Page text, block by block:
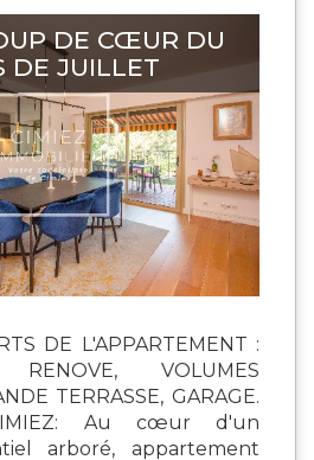
DE CŒUR DU
DE JUILLET
DE L'APPARTEMENT :
RENOVE, VOLUMES
TERRASSE, GARAGE.
Au cœur d'un
arboré, appartement